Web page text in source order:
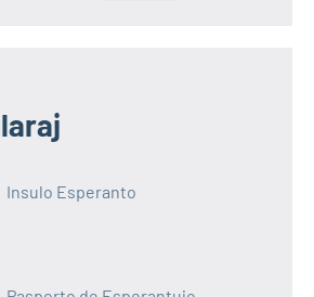
Insulo Esperanto